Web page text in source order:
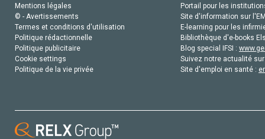
Mentions légales
© - Avertissements
Termes et conditions d'utilisation
Politique rédactionnelle
Politique publicitaire
Cookie settings
Politique de la vie privée
Portail pour les
Site d'information sur
E-learning pour les
Bibliothèque d'e-books
Blog special IFSI :
Suivez notre actualité
Site d'emploi en santé :